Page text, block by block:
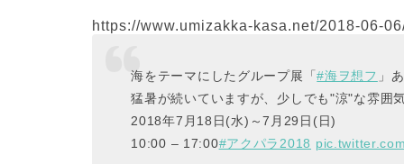
https://www.umizakka-kasa.net/2018-06-
海をテーマにしたグループ展「#海ヲ想フ 」
猛暑が続いていますが、少しでも"涼"な雰囲
2018年7月18日(水)～7月29日(日)
10:00 – 17:00#アクパラ2018